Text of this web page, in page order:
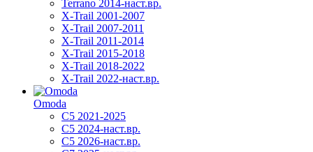
Terrano 2014-наст.вр.
X-Trail 2001-2007
X-Trail 2007-2011
X-Trail 2011-2014
X-Trail 2015-2018
X-Trail 2018-2022
X-Trail 2022-наст.вр.
Omoda
C5 2021-2025
C5 2024-наст.вр.
C5 2026-наст.вр.